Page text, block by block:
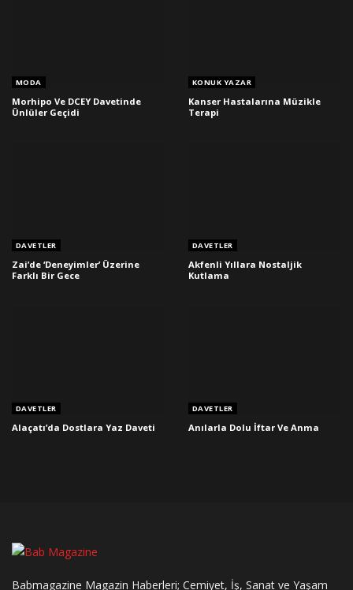
MODA
Morhipo Ve DCEY Davetinde
Ünlüler Geçidi
KONUK YAZAR
Kanser Hastalarına Müzikle
Terapi
DAVETLER
Zai’de ‘Deneyimler’ Üzerine
Farklı Bir Gece
DAVETLER
Akfenli Yıllara Nostaljik
Kutlama
DAVETLER
Alaçatı’da Dostlara Yaz Daveti
DAVETLER
Anılarla Dolu İftar Ve Anma
Babmagazine Magazin Haberleri; Cemiyet, İş, Sanat ve Yaşam